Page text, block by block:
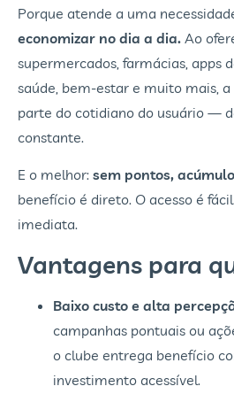
Porque atende a uma
economizar no dia a dia. Ao
supermercados, farmácias, apps
saúde, bem-estar e muito mais,
parte do cotidiano do usuário —
constante.
E o melhor: sem pontos,
benefício é direto. O acesso é
imediata.
Vantagens para
Baixo custo e alta
campanhas pontuais ou
o clube entrega benefício
investimento acessível.